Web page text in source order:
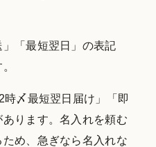
「最短翌日」の表記
〆最短翌日届け」「即
ります。名入れを頼む
め、急ぎなら名入れな